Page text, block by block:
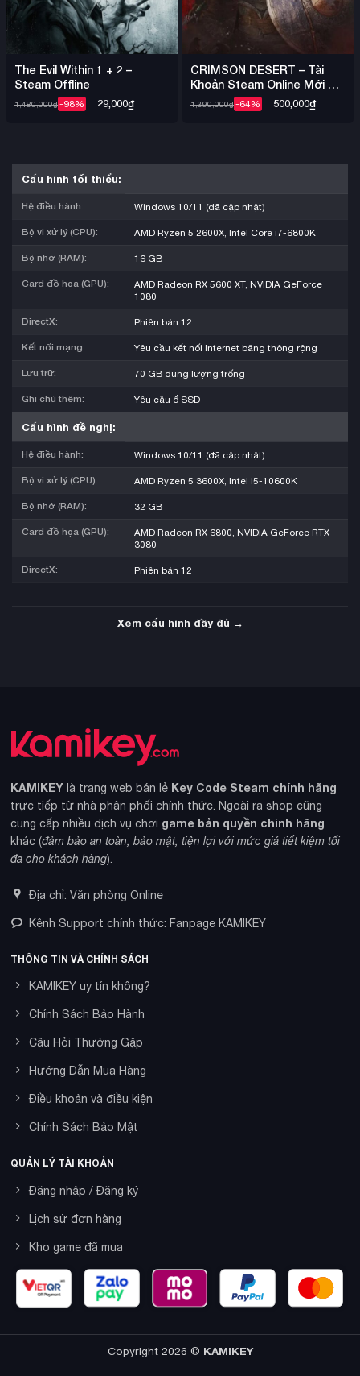
The Evil Within 1 + 2 –
Steam Offline
1,480,000₫-98% 29,000₫
CRIMSON DESERT – Tài
Khoản Steam Online Mới +
Mail
1,390,000₫-64% 500,000₫
Cấu hình tối thiểu:
Hệ điều hành: Windows 10/11 (đã cập nhật)
Bộ vi xử lý (CPU): AMD Ryzen 5 2600X, Intel Core i7-6800K
Bộ nhớ (RAM): 16 GB
Card đồ họa (GPU):
AMD Radeon RX 5600 XT, NVIDIA GeForce
1080
DirectX: Phiên bản 12
Kết nối mạng: Yêu cầu kết nối Internet băng thông rộng
Lưu trữ: 70 GB dung lượng trống
Ghi chú thêm: Yêu cầu ổ SSD
Cấu hình đề nghị:
Hệ điều hành: Windows 10/11 (đã cập nhật)
Bộ vi xử lý (CPU): AMD Ryzen 5 3600X, Intel i5-10600K
Bộ nhớ (RAM): 32 GB
Card đồ họa (GPU):
AMD Radeon RX 6800, NVIDIA GeForce RTX
3080
DirectX: Phiên bản 12
Xem cấu hình đầy đủ →
KAMIKEY là trang web bán lẻ Key Code Steam chính hãng
trực tiếp từ nhà phân phối chính thức. Ngoài ra shop cũng
cung cấp nhiều dịch vụ chơi game bản quyền chính hãng
khác (đảm bảo an toàn, bảo mật, tiện lợi với mức giá tiết kiệm tối
đa cho khách hàng).
Địa chỉ: Văn phòng Online
Kênh Support chính thức: Fanpage KAMIKEY
THÔNG TIN VÀ CHÍNH SÁCH
KAMIKEY uy tín không?
Chính Sách Bảo Hành
Câu Hỏi Thường Gặp
Hướng Dẫn Mua Hàng
Điều khoản và điều kiện
Chính Sách Bảo Mật
QUẢN LÝ TÀI KHOẢN
Đăng nhập / Đăng ký
Lịch sử đơn hàng
Kho game đã mua
Copyright 2026 © KAMIKEY